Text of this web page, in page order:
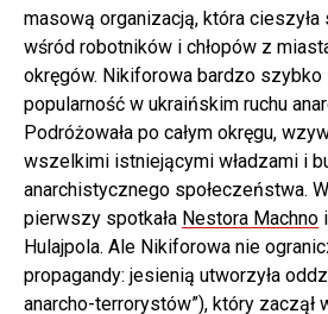
masową organizacją, która cieszyła
wśród robotników i chłopów z
okręgów. Nikiforowa bardzo szybko
popularność w ukraińskim ruchu
Podróżowała po całym okręgu,
wszelkimi istniejącymi władzami i
anarchistycznego społeczeństwa.
pierwszy spotkała Nestora Machno
Hulajpola. Ale Nikiforowa nie
propagandy: jesienią utworzyła
anarcho-terrorystów”), który zaczął